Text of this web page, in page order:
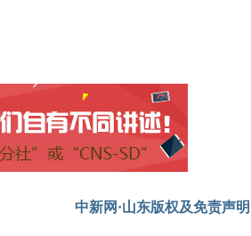
中新网·山东版权及免责声明